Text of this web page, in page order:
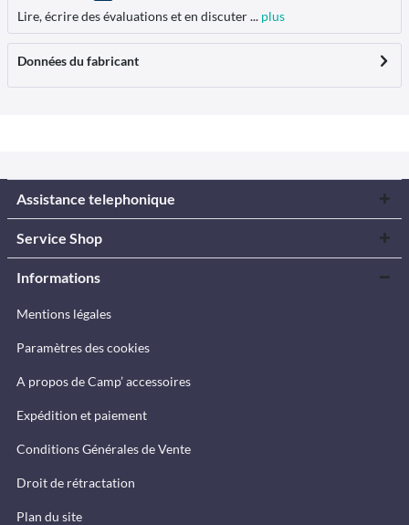
Lire, écrire des évaluations et en discuter ... plus
Données du fabricant
Assistance telephonique
Service Shop
Informations
Mentions légales
Paramètres des cookies
A propos de Camp’ accessoires
Expédition et paiement
Conditions Générales de Vente
Droit de rétractation
Plan du site